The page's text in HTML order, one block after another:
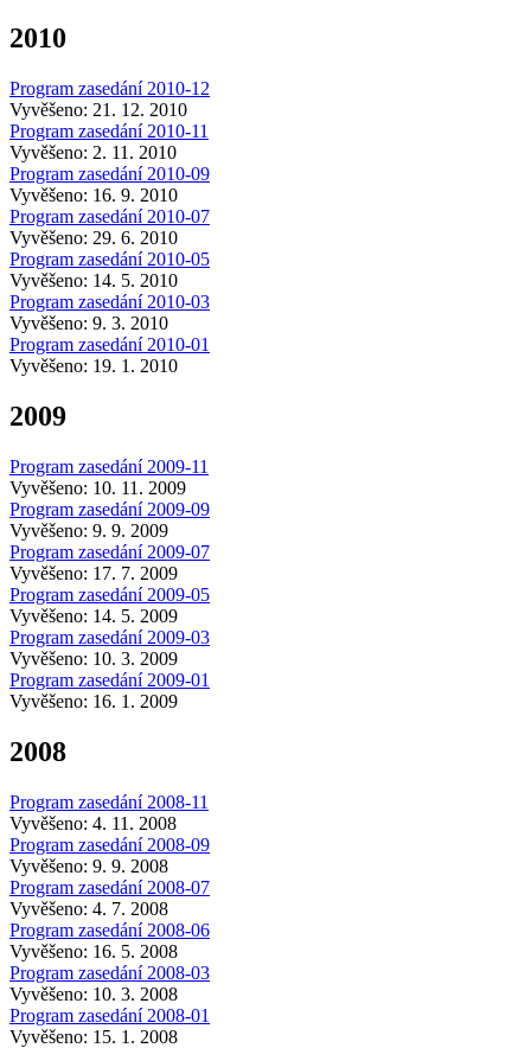
2010
Program zasedání 2010-12
Vyvěšeno: 21. 12. 2010
Program zasedání 2010-11
Vyvěšeno: 2. 11. 2010
Program zasedání 2010-09
Vyvěšeno: 16. 9. 2010
Program zasedání 2010-07
Vyvěšeno: 29. 6. 2010
Program zasedání 2010-05
Vyvěšeno: 14. 5. 2010
Program zasedání 2010-03
Vyvěšeno: 9. 3. 2010
Program zasedání 2010-01
Vyvěšeno: 19. 1. 2010
2009
Program zasedání 2009-11
Vyvěšeno: 10. 11. 2009
Program zasedání 2009-09
Vyvěšeno: 9. 9. 2009
Program zasedání 2009-07
Vyvěšeno: 17. 7. 2009
Program zasedání 2009-05
Vyvěšeno: 14. 5. 2009
Program zasedání 2009-03
Vyvěšeno: 10. 3. 2009
Program zasedání 2009-01
Vyvěšeno: 16. 1. 2009
2008
Program zasedání 2008-11
Vyvěšeno: 4. 11. 2008
Program zasedání 2008-09
Vyvěšeno: 9. 9. 2008
Program zasedání 2008-07
Vyvěšeno: 4. 7. 2008
Program zasedání 2008-06
Vyvěšeno: 16. 5. 2008
Program zasedání 2008-03
Vyvěšeno: 10. 3. 2008
Program zasedání 2008-01
Vyvěšeno: 15. 1. 2008